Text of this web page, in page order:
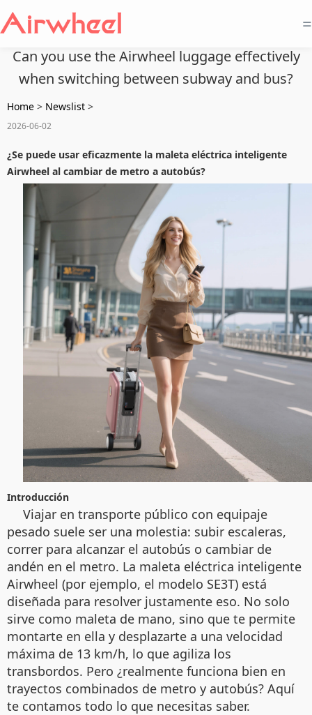
=
Can you use the Airwheel luggage effectively
when switching between subway and bus?
Home > Newslist >
2026-06-02
¿Se puede usar eficazmente la maleta eléctrica inteligente
Airwheel al cambiar de metro a autobús?
Introducción
Viajar en transporte público con equipaje
pesado suele ser una molestia: subir escaleras,
correr para alcanzar el autobús o cambiar de
andén en el metro. La maleta eléctrica inteligente
Airwheel (por ejemplo, el modelo SE3T) está
diseñada para resolver justamente eso. No solo
sirve como maleta de mano, sino que te permite
montarte en ella y desplazarte a una velocidad
máxima de 13 km/h, lo que agiliza los
transbordos. Pero ¿realmente funciona bien en
trayectos combinados de metro y autobús? Aquí
te contamos todo lo que necesitas saber.